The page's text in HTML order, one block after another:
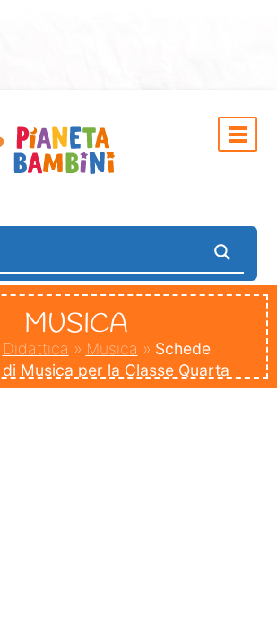
MUSICA
Didattica » Musica » Schede
Musica per la Classe Quarta